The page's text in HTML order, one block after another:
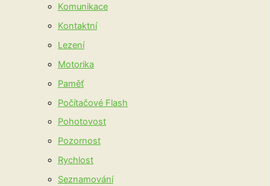
Komunikace
Kontaktní
Lezení
Motorika
Paměť
Počítačové Flash
Pohotovost
Pozornost
Rychlost
Seznamování